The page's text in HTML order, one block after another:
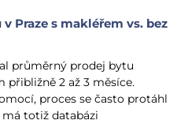
Praze s makléřem vs. bez
průměrný prodej bytu
přibližně 2 až 3 měsíce.
proces se často protáhl
má totiž databázi